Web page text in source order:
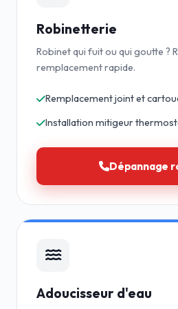
Robinetterie
Robinet qui fuit ou qui goutte ?
remplacement rapide.
Remplacement joint et
Installation mitigeur
Dépannage
Adoucisseur d'eau